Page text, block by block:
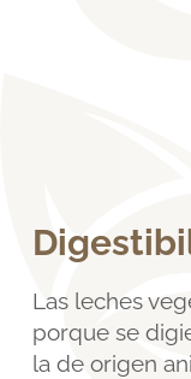
Las leches
porque se
la de origen